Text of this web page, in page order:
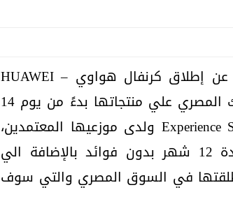
أعلنت مجموعة هواوي لأجهزة المستهلك عن إطلاق كرنفال هواوي – HUAWEI
Carnival بعروض ترويجية وحصرية للمستهلك المصري علي منتجاتها بدءً من يوم 14
ديسمبر 2020 في جميع فروع هواوي Experience Store ولدى موزعيها المعتمدين،
حيث ان هذه العروض تتضمن تقسيط لمدة 12 شهر بدون فوائد بالإضافة الي
في السوق المصري والتي سوف